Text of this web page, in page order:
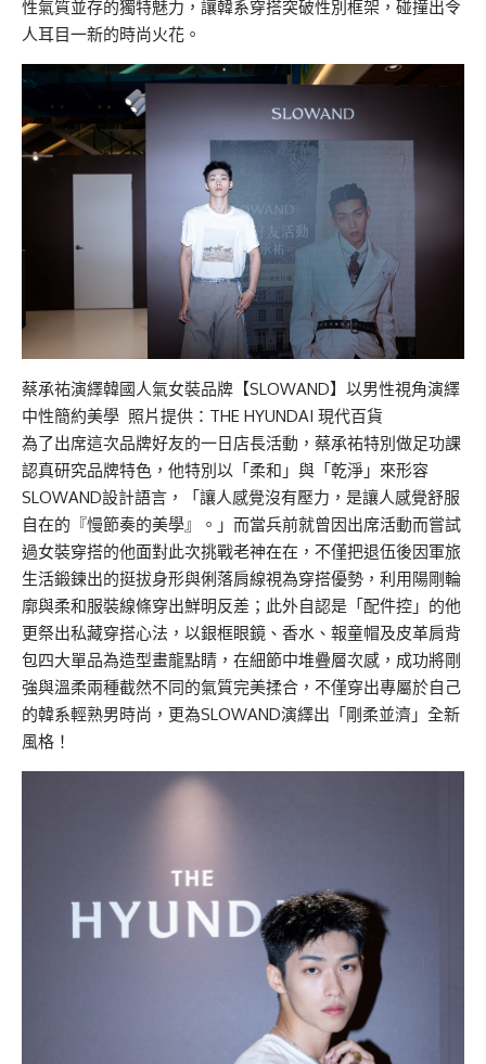
性氣質並存的獨特魅力，讓韓系穿搭突破性別框架，碰撞出令
人耳目一新的時尚火花。
蔡承祐演繹韓國人氣女裝品牌【SLOWAND】以男性視角演繹
中性簡約美學 照片提供：THE HYUNDAI 現代百貨
為了出席這次品牌好友的一日店長活動，蔡承祐特別做足功課
認真研究品牌特色，他特別以「柔和」與「乾淨」來形容
SLOWAND設計語言，「讓人感覺沒有壓力，是讓人感覺舒服
自在的『慢節奏的美學』。」而當兵前就曾因出席活動而嘗試
過女裝穿搭的他面對此次挑戰老神在在，不僅把退伍後因軍旅
生活鍛鍊出的挺拔身形與俐落肩線視為穿搭優勢，利用陽剛輪
廓與柔和服裝線條穿出鮮明反差；此外自認是「配件控」的他
更祭出私藏穿搭心法，以銀框眼鏡、香水、報童帽及皮革肩背
包四大單品為造型畫龍點睛，在細節中堆疊層次感，成功將剛
強與溫柔兩種截然不同的氣質完美揉合，不僅穿出專屬於自己
的韓系輕熟男時尚，更為SLOWAND演繹出「剛柔並濟」全新
風格！